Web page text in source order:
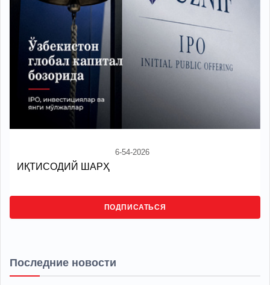
6-54-2026
ИҚТИСОДИЙ ШАРҲ
ПОДПИСАТЬСЯ
Последние новости